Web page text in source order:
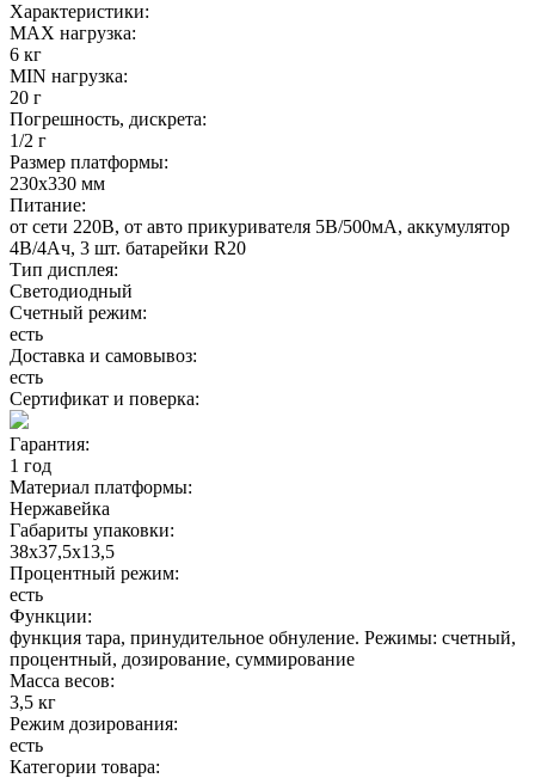
Характеристики:
MAX нагрузка:
6 кг
MIN нагрузка:
20 г
Погрешность, дискрета:
1/2 г
Размер платформы:
230х330 мм
Питание:
от сети 220В, от авто прикуривателя 5В/500мА, аккумулятор
4В/4Ач, 3 шт. батарейки R20
Тип дисплея:
Светодиодный
Счетный режим:
есть
Доставка и самовывоз:
есть
Сертификат и поверка:
Гарантия:
1 год
Материал платформы:
Нержавейка
Габариты упаковки:
38х37,5х13,5
Процентный режим:
есть
Функции:
функция тара, принудительное обнуление. Режимы: счетный,
процентный, дозирование, суммирование
Масса весов:
3,5 кг
Режим дозирования:
есть
Категории товара: